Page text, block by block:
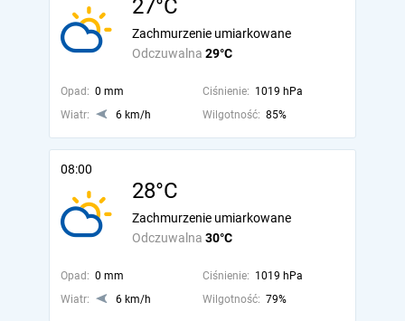
27°C
Odczuwalna 29°C
Zachmurzenie umiarkowane
Opad: 0 mm Ciśnienie: 1019 hPa
Wiatr:
6 km/h Wilgotność: 85%
08:00
28°C
Odczuwalna 30°C
Zachmurzenie umiarkowane
Opad: 0 mm Ciśnienie: 1019 hPa
Wiatr:
6 km/h Wilgotność: 79%